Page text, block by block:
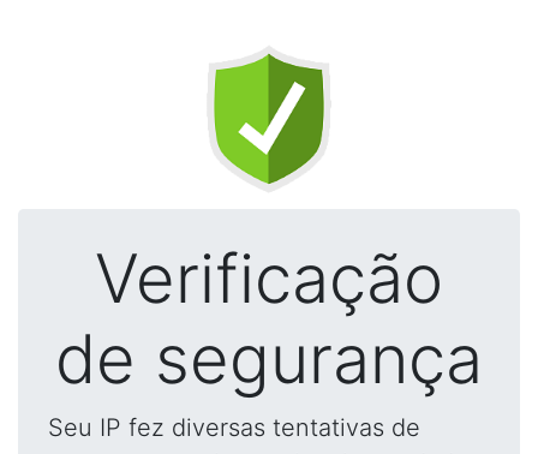
Verificação
de segurança
Seu IP fez diversas tentativas de